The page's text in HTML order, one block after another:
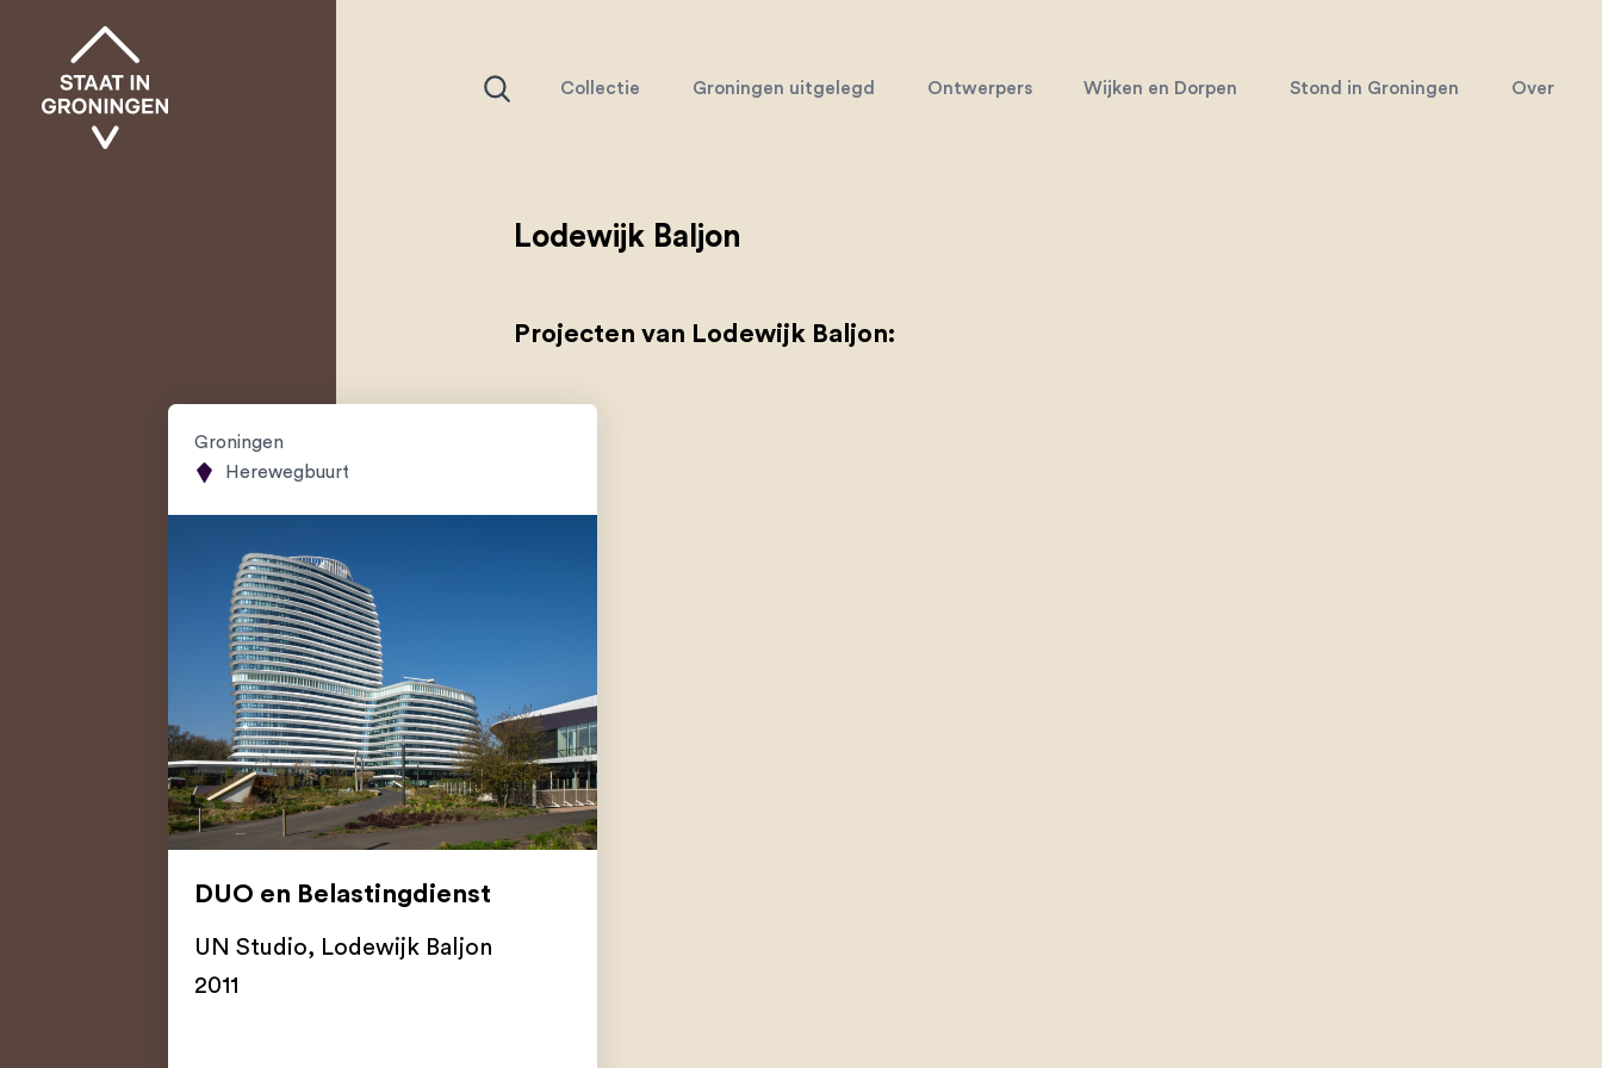
Collectie Groningen uitgelegd Ontwerpers Wijken en Dorpen Stond in Groningen Over
Lodewijk Baljon
Projecten van Lodewijk Baljon:
Groningen
Herewegbuurt
DUO en Belastingdienst
UN Studio, Lodewijk Baljon
2011